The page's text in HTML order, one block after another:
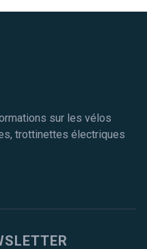
sur les vélos
trottinettes électriques